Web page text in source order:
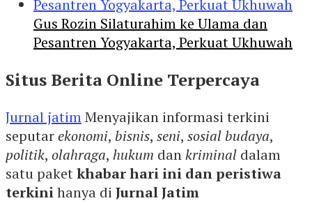
Gus Rozin Silaturahim ke Ulama dan
Pesantren Yogyakarta, Perkuat Ukhuwah
Situs Berita Online Terpercaya
Jurnal jatimMenyajikan informasi terkini
seputarekonomi, bisnis, seni, sosial budaya,
politik, olahraga, hukum dankriminal dalam
satu paketkhabar hari ini dan peristiwa
terkinihanya di Jurnal Jatim